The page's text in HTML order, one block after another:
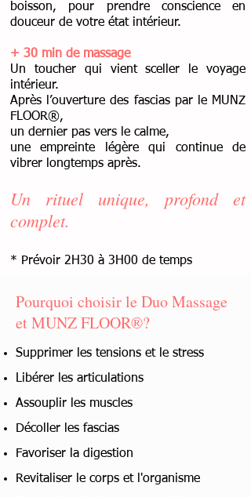
boisson, pour prendre conscience en
douceur de votre état intérieur.
+ 30 min de massage
Un toucher qui vient sceller le voyage
intérieur.
Après l’ouverture des fascias par le MUNZ
FLOOR®,
un dernier pas vers le calme,
une empreinte légère qui continue de
vibrer longtemps après.
Un rituel unique, profond et
complet.
* Prévoir 2H30 à 3H00 de temps
Pourquoi choisir le Duo Massage
et MUNZ FLOOR®?
Supprimer les tensions et le stress
Libérer les articulations
Assouplir les muscles
Décoller les fascias
Favoriser la digestion
Revitaliser le corps et l'organisme